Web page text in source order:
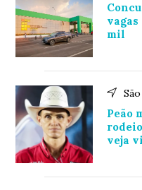
vagas
mil
Peão
veja